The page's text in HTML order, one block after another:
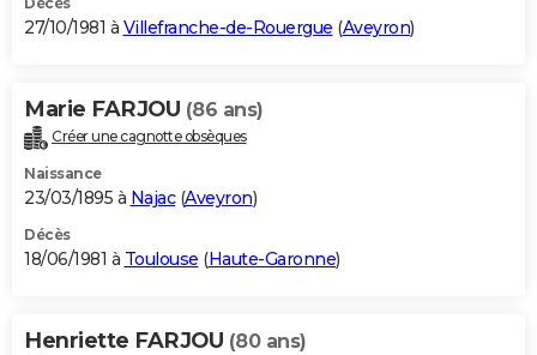
27/10/1981 à Villefranche-de-Rouergue (Aveyron)
Marie FARJOU (86 ans)
Créer une cagnotte obsèques
Naissance
23/03/1895 à Najac(Aveyron)
Décès
18/06/1981 à Toulouse (Haute-Garonne)
Henriette FARJOU (80 ans)